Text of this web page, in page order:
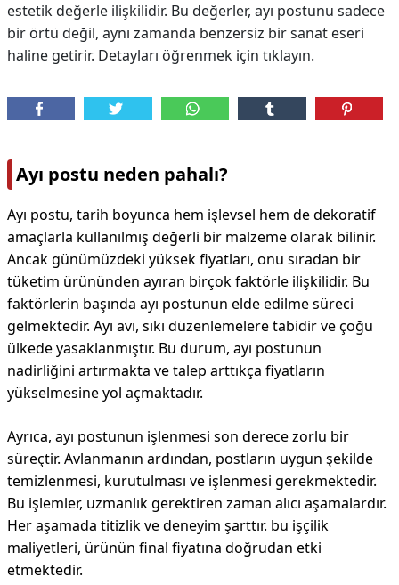
estetik değerle ilişkilidir. Bu değerler, ayı postunu sadece
bir örtü değil, aynı zamanda benzersiz bir sanat eseri
haline getirir. Detayları öğrenmek için tıklayın.
Ayı postu neden pahalı?
Ayı postu, tarih boyunca hem işlevsel hem de dekoratif
amaçlarla kullanılmış değerli bir malzeme olarak bilinir.
Ancak günümüzdeki yüksek fiyatları, onu sıradan bir
tüketim ürününden ayıran birçok faktörle ilişkilidir. Bu
faktörlerin başında ayı postunun elde edilme süreci
gelmektedir. Ayı avı, sıkı düzenlemelere tabidir ve çoğu
ülkede yasaklanmıştır. Bu durum, ayı postunun
nadirliğini artırmakta ve talep arttıkça fiyatların
yükselmesine yol açmaktadır.
Ayrıca, ayı postunun işlenmesi son derece zorlu bir
süreçtir. Avlanmanın ardından, postların uygun şekilde
temizlenmesi, kurutulması ve işlenmesi gerekmektedir.
Bu işlemler, uzmanlık gerektiren zaman alıcı aşamalardır.
Her aşamada titizlik ve deneyim şarttır. bu işçilik
maliyetleri, ürünün final fiyatına doğrudan etki
etmektedir.